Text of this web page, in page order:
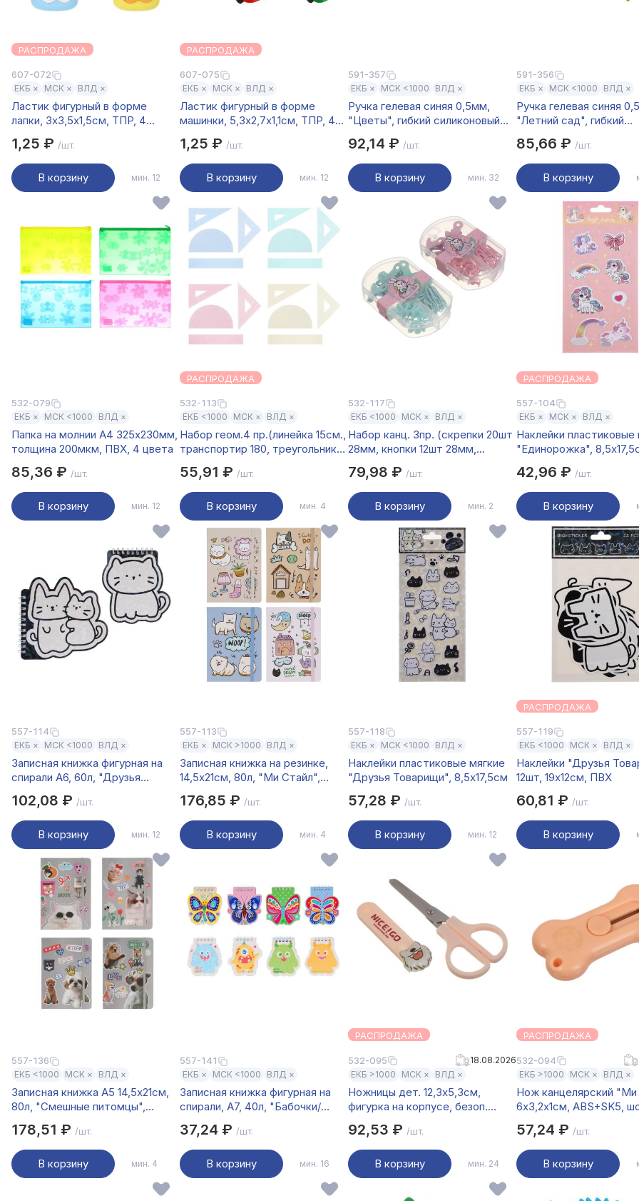
РАСПРОДАЖА
607-072
ЕКБ × МСК × ВЛД ×
Ластик фигурный в форме
лапки, 3х3,5х1,5см, ТПР, 4
1,25 ₽ /шт.
В корзину мин. 12
РАСПРОДАЖА
607-075
ЕКБ × МСК × ВЛД ×
Ластик фигурный в форме
машинки, 5,3х2,7х1,1см, ТПР, 4
1,25 ₽ /шт.
В корзину мин. 12
591-357
ЕКБ × МСК <1000 ВЛД ×
Ручка гелевая синяя 0,5мм,
"Цветы", гибкий силиконовый
шоу-бокс
92,14 ₽ /шт.
В корзину мин. 32
591-356
ЕКБ × МСК <1000 ВЛД ×
Ручка гелевая синяя
"Летний сад", гибкий
шоу-бокс
85,66 ₽ /шт.
В корзину
532-079
ЕКБ × МСК <1000 ВЛД ×
Папка на молнии А4 325x230мм,
толщина 200мкм, ПВХ, 4 цвета
85,36 ₽ /шт.
В корзину мин. 12
РАСПРОДАЖА
532-113
ЕКБ <1000 МСК × ВЛД ×
Набор геом.4 пр.(линейка 15см.,
транспортир 180, треугольник
цв.
55,91 ₽ /шт.
В корзину мин. 4
532-117
ЕКБ <1000 МСК × ВЛД ×
Набор канц. 3пр. (скрепки 20шт
28мм, кнопки 12шт 28мм,
уп.9х6см, 2 цвета
79,98 ₽ /шт.
В корзину мин. 2
РАСПРОДАЖА
557-104
ЕКБ × МСК × ВЛД ×
Наклейки пластиковые
"Единорожка",
42,96 ₽ /шт.
В корзину
557-114
ЕКБ × МСК <1000 ВЛД ×
Записная книжка фигурная на
спирали А6, 60л, "Друзья
глиттер, 2 дизайна
102,08 ₽ /шт.
В корзину мин. 12
557-113
ЕКБ × МСК >1000 ВЛД ×
Записная книжка на резинке,
14,5х21см, 80л, "Ми Стайл",
4 дизайна
176,85 ₽ /шт.
В корзину мин. 4
557-118
ЕКБ × МСК <1000 ВЛД ×
Наклейки пластиковые мягкие
"Друзья Товарищи", 8,5х17,5см
57,28 ₽ /шт.
В корзину мин. 12
РАСПРОДАЖА
557-119
ЕКБ <1000 МСК × ВЛД ×
Наклейки "Друзья
12шт, 19х12см, ПВХ
60,81 ₽ /шт.
В корзину
557-136
ЕКБ <1000 МСК × ВЛД ×
Записная книжка А5 14,5х21см,
80л, "Смешные питомцы",
178,51 ₽ /шт.
В корзину мин. 4
557-141
ЕКБ × МСК <1000 ВЛД ×
Записная книжка фигурная на
спирали, А7, 40л, "Бабочки/
глиттер, 8 диз.
37,24 ₽ /шт.
В корзину мин. 16
РАСПРОДАЖА
532-095
18.08.2026
ЕКБ >1000
МСК × ВЛД ×
Ножницы дет. 12,3х5,3см,
фигурка на корпусе, безоп.
металл, шоу-бокс
92,53 ₽ /шт.
В корзину мин. 24
РАСПРОДАЖА
532-094
ЕКБ >1000
МСК × ВЛД ×
Нож канцелярский "Ми
6х3,2х1см, ABS+SK5,
57,24 ₽ /шт.
В корзину